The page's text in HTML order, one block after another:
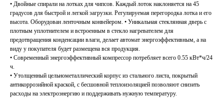
• Двойные спирали на лотках для чипсов. Каждый лоток наклоняется на 45
градусов для быстрой и легкой загрузки. Регулируемая перегородка лотка и его
высота. Оборудован ленточным конвейером. • Уникальная стеклянная дверь с
плотным уплотнителем и встроенным в стекло нагревателем для
предотвращения конденсации влаги, делает автомат энергоэффективным, а на
виду у покупателя будет размещена вся продукция.
• Современный энергоэффективный компрессор потребляет всего 0.55 кВт*ч/24
ч.
• Утолщенный цельнометаллический корпус из стального листа, покрытый
антикоррозийной краской, с бесшовной теплоизоляцией позволяют снизить
расходы на электроэнергию и поддерживать нужную температуру.